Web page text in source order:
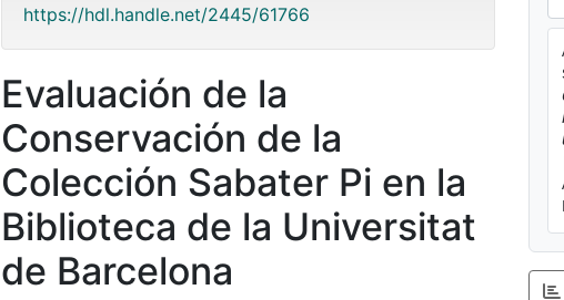
https://hdl.handle.net/2445/61766
Evaluación de la
Conservación de la
Colección Sabater Pi en la
Biblioteca de la Universitat
de Barcelona